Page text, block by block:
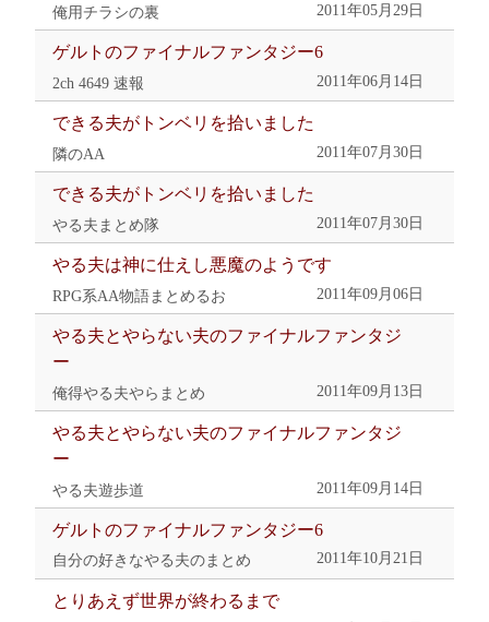
俺用チラシの裏 2011年05月29日
ゲルトのファイナルファンタジー6
2ch 4649 速報 2011年06月14日
できる夫がトンベリを拾いました
隣のAA 2011年07月30日
できる夫がトンベリを拾いました
やる夫まとめ隊 2011年07月30日
やる夫は神に仕えし悪魔のようです
RPG系AA物語まとめるお 2011年09月06日
やる夫とやらない夫のファイナルファンタジ
ー
俺得やる夫やらまとめ 2011年09月13日
やる夫とやらない夫のファイナルファンタジ
ー
やる夫遊歩道 2011年09月14日
ゲルトのファイナルファンタジー6
自分の好きなやる夫のまとめ 2011年10月21日
とりあえず世界が終わるまで